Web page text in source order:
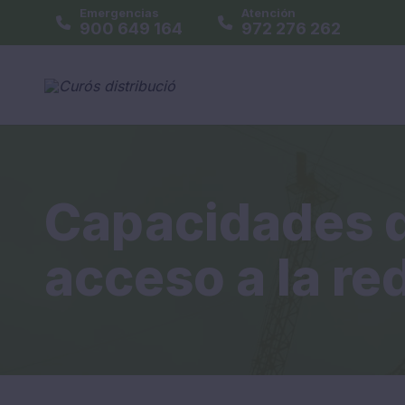
Emergencias
900 649 164
Atención
972 276 262
Capacidades
acceso a la